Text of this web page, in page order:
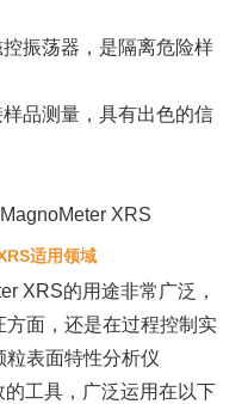
振荡器，是隔离危险样
品测量，具有出色的信
适用领域
XRS的用途非常广泛，
面，还是在过程控制实
表面特性分析仪
工具，广泛运用在以下